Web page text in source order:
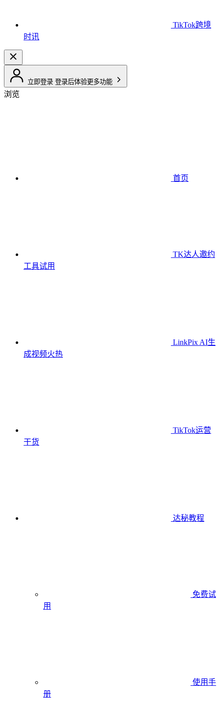
TikTok跨境
时讯
立即登录 登录后体验更多功能
浏览
首页
TK达人邀约
工具试用
LinkPix AI生
成视频火热
TikTok运营
干货
达秘教程
免费试
用
使用手
册